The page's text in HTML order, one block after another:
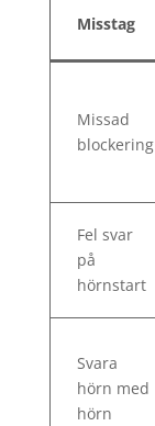
Misstag
Missad
blockering
Fel svar
på
hörnstart
Svara
hörn med
hörn